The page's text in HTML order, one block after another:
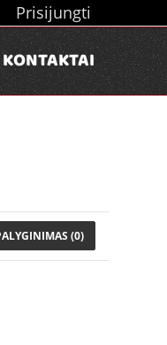
Prisijungti
KONTAKTAI
(0)